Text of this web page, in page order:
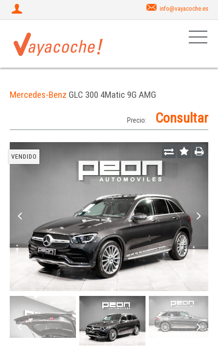
info@vayacoche.es
Mercedes-Benz GLC 300 4Matic 9G AMG
Precio: Consultar
VENDIDO